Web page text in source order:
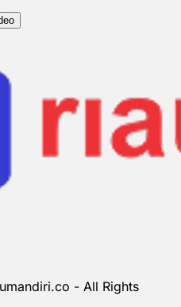
- All Rights